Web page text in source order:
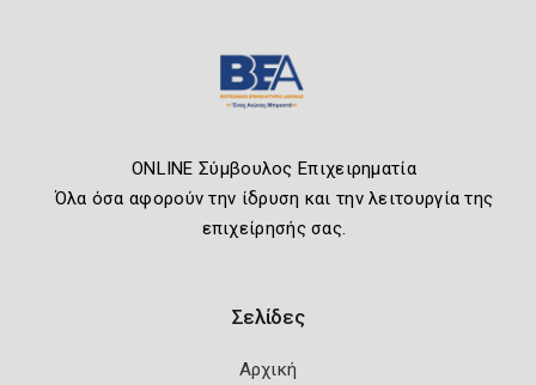
ONLINE Σύμβουλος Επιχειρηματία
Όλα όσα αφορούν την ίδρυση και την λειτουργία της
επιχείρησής σας.
Σελίδες
Αρχική